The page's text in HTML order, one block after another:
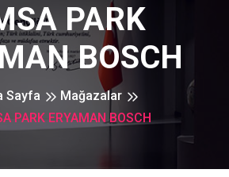
PARK
BOSCH
Sayfa
Mağazalar
PARK ERYAMAN BOSCH